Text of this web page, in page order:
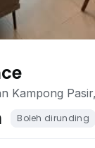
Kampong
Boleh dirunding